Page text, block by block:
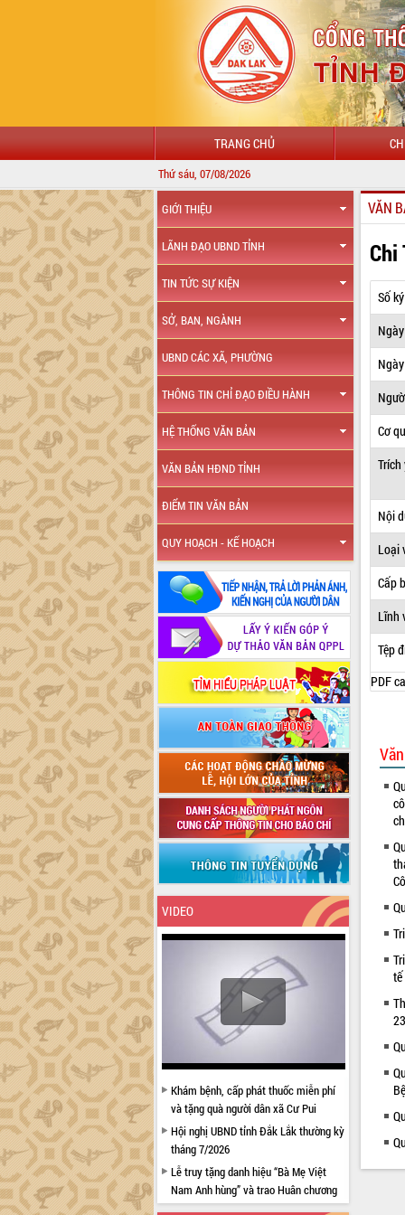
TRANG CHỦ
Thứ sáu, 07/08/2026
GIỚI THIỆU
LÃNH ĐẠO UBND TỈNH
TIN TỨC SỰ KIỆN
SỞ, BAN, NGÀNH
UBND CÁC XÃ, PHƯỜNG
THÔNG TIN CHỈ ĐẠO ĐIỀU HÀNH
HỆ THỐNG VĂN BẢN
VĂN BẢN HĐND TỈNH
ĐIỂM TIN VĂN BẢN
QUY HOẠCH - KẾ HOẠCH
VIDEO
Khám bệnh, cấp phát thuốc miễn phí
và tặng quà người dân xã Cư Pui
Hội nghị UBND tỉnh Đắk Lắk thường kỳ
tháng 7/2026
Lễ truy tặng danh hiệu “Bà Mẹ Việt
Nam Anh hùng” và trao Huân chương
Lao động
VĂN
Chi
Số
Cơ
Trích
Nội
Loại
Cấp
Lĩnh
Tệp
PDF